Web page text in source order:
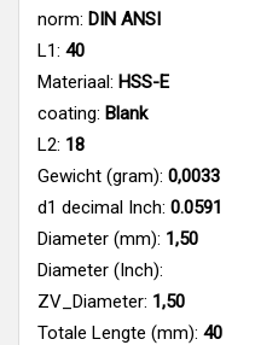
norm: DIN ANSI
L1: 40
Materiaal: HSS-E
coating: Blank
L2: 18
Gewicht (gram): 0,0033
d1 decimal Inch: 0.0591
Diameter (mm): 1,50
Diameter (Inch):
ZV_Diameter: 1,50
Totale Lengte (mm): 40